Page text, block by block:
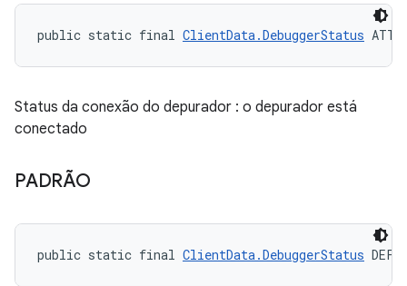
public static final ClientData.DebuggerStatus
Status da conexão do depurador : o depurador está
conectado
PADRÃO
public static final ClientData.DebuggerStatus